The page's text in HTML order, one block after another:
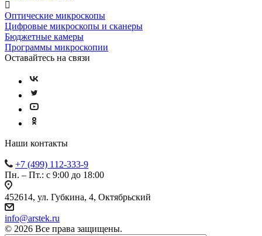
Оптические микроскопы
Цифровые микроскопы и сканеры
Бюджетные камеры
Программы микроскопии
Оставайтесь на связи
Наши контакты
+7 (499) 112-333-9
Пн. – Пт.: с 9:00 до 18:00
452614, ул. Губкина, 4, Октябрьский
info@arstek.ru
© 2026 Все права защищены.